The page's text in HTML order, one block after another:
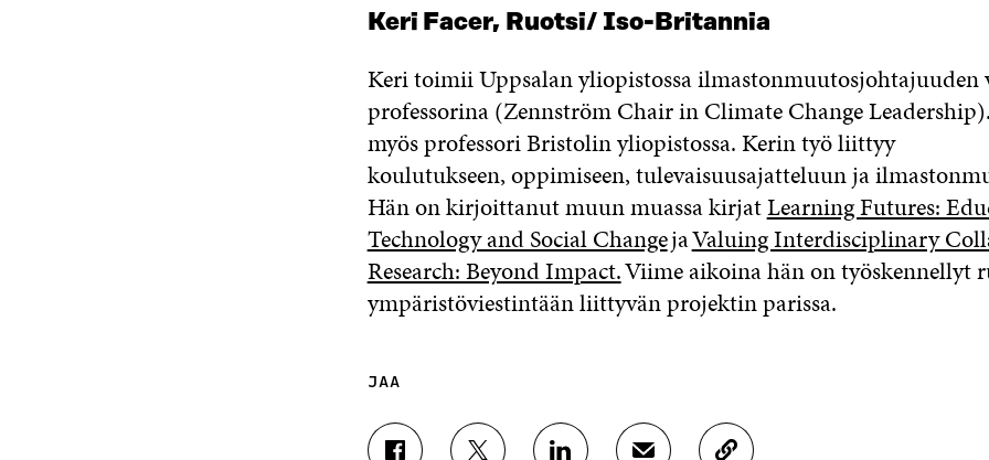
Keri Facer, Ruotsi/ Iso-Britannia
Keritoimii Uppsalan yliopistossa ilmastonmuutosjohtajuuden
professorina (Zennström Chair inClimateChangeLeadership).
myösprofessoriBristolin yliopistossa. Kerin työ liittyy
koulutukseen,oppimiseen, tulevaisuusajatteluun ja
HänonkirjoittanutmuunmuassakirjatLearning Futures:
Technology and Social ChangejaValuing Interdisciplinary
Research: Beyond Impact.Viime aikoina hän on työskennellyt
ympäristöviestintään liittyvän projektin parissa.
JAA